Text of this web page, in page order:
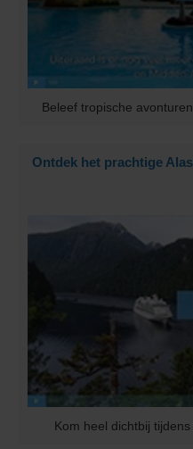
Beleef tropische
Ontdek het prachtige
Kom heel dichtbij